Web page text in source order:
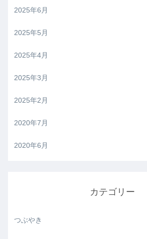
2025年6月
2025年5月
2025年4月
2025年3月
2025年2月
2020年7月
2020年6月
カテゴリー
つぶやき